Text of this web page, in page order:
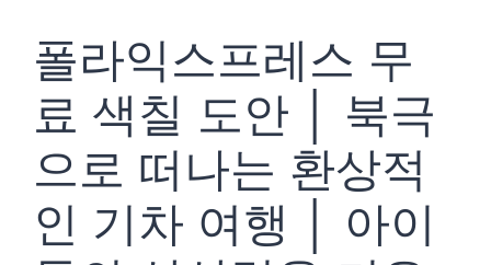
폴라익스프레스 무
료 색칠 도안 │ 북극
으로 떠나는 환상적
인 기차 여행 │ 아이